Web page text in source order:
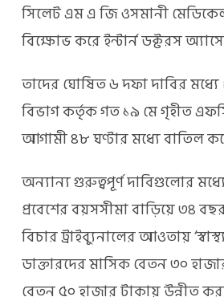
সিলেট এম এ জি ওসমানী
বিক্ষোভ করে ইন্টার্ন ডক্টরস
তাদের ঘোষিত ৬ দফা দাবির মধ্যে
বিভাগ কর্তৃক গত ১৯ মে গৃহীত
আগামী ৪৮ ঘণ্টার মধ্যে বাতিল
অন্যান্য গুরুত্বপূর্ণ দাবিগুলোর
প্রবেশের বয়সসীমা বাড়িয়ে ৩৪
বিচার ট্রাইব্যুনালের আওতায়
ডাক্তারদের মাসিক বেতন ৩০
বেতন ৫০ হাজার টাকায় উন্নীত